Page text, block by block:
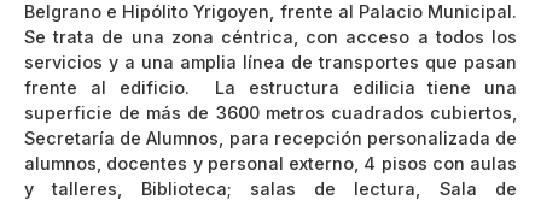
Belgrano e Hipólito Yrigoyen, frente al Palacio Municipal.
Se trata de una zona céntrica, con acceso a todos los
servicios y a una amplia línea de transportes que pasan
frente al edificio. La estructura edilicia tiene una
superficie de más de 3600 metros cuadrados cubiertos,
Secretaría de Alumnos, para recepción personalizada de
alumnos, docentes y personal externo, 4 pisos con aulas
y talleres, Biblioteca; salas de lectura, Sala de